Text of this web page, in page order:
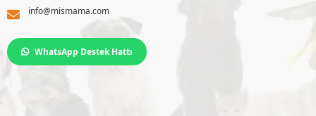
info@mismama.com
WhatsApp Destek Hattı